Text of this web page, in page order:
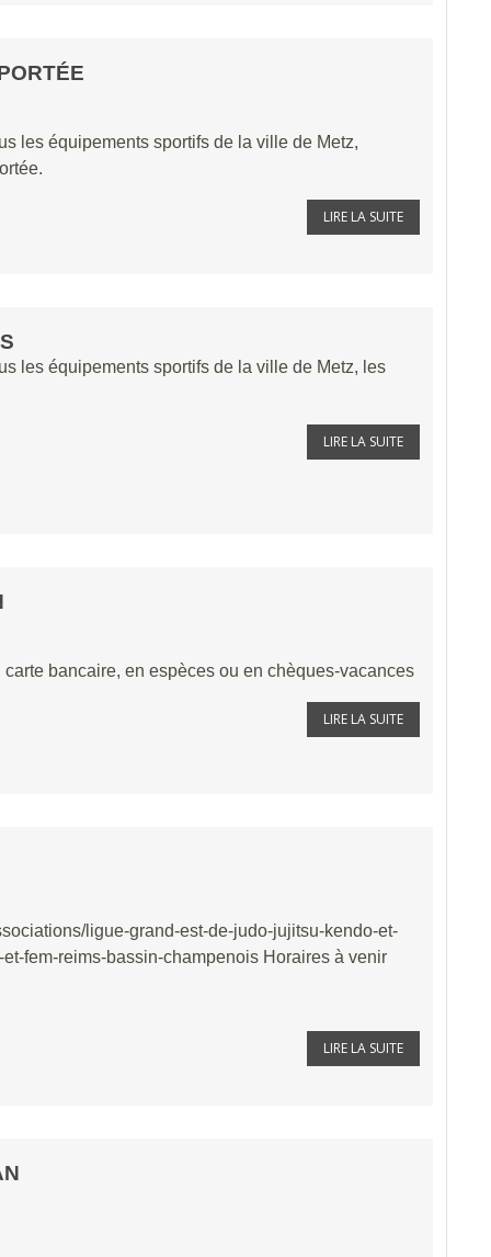
les équipements sportifs de la ville de Metz,
LIRE LA SUITE
les équipements sportifs de la ville de Metz, les
LIRE LA SUITE
bancaire, en espèces ou en chèques-vacances
LIRE LA SUITE
ligue-grand-est-de-judo-jujitsu-kendo-et-
fem-reims-bassin-champenois Horaires à venir
LIRE LA SUITE